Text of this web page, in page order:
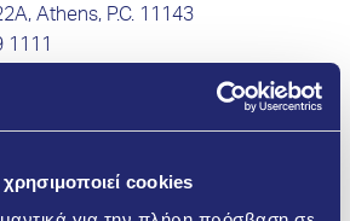
cookies
Athens, P.C. 11143
1111